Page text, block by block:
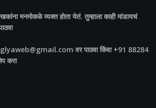
मनमोकळे व्यक्त होता येतं. तुम्हाला काही मांडायचं
वर पाठवा किंवा +91 88284
करा